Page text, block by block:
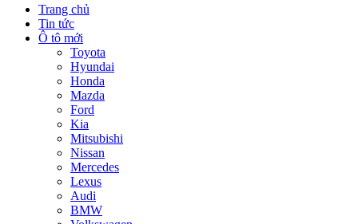
Trang chủ
Tin tức
Ô tô mới
Toyota
Hyundai
Honda
Mazda
Ford
Kia
Mitsubishi
Nissan
Mercedes
Lexus
Audi
BMW